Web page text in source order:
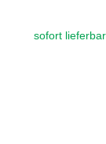
sofort lieferbar